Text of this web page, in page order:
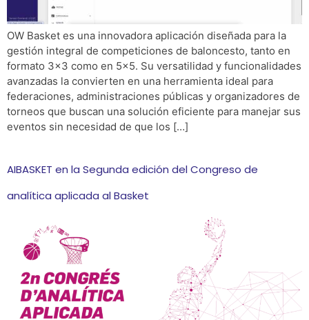
OW Basket es una innovadora aplicación diseñada para la
gestión integral de competiciones de baloncesto, tanto en
formato 3×3 como en 5×5. Su versatilidad y funcionalidades
avanzadas la convierten en una herramienta ideal para
federaciones, administraciones públicas y organizadores de
torneos que buscan una solución eficiente para manejar sus
eventos sin necesidad de que los […]
AIBASKET en la Segunda edición del Congreso de
analítica aplicada al Basket